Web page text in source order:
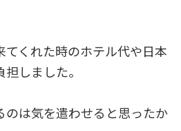
てくれた時のホテル代や日本
しました。
のは気を遣わせると思ったか